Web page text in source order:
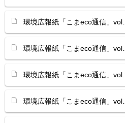
環境広報紙「こまeco通信」
環境広報紙「こまeco通信」
環境広報紙「こまeco通信」
環境広報紙「こまeco通信」